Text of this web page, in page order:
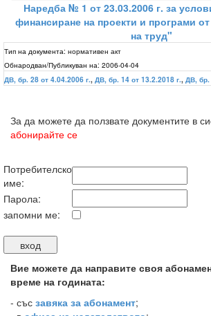
Наредба № 1 от 23.03.2006 г. за
финансиране на проекти и програми
на труд"
Тип на документа: нормативен акт
Обнародван/Публикуван на: 2006-04-04
ДВ, бр. 28 от 4.04.2006 г., ДВ, бр. 14 от 13.2.2018 г., ДВ, бр.
За да можете да ползвате документите в
абонирайте се
Потребителско
име:
Парола:
запомни ме:
Вие можете да направите своя
време на годината:
- със завяка за абонамент;